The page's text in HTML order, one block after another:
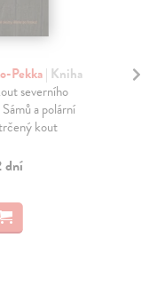
Pekka| Kniha
severního
a polární
kout
dní